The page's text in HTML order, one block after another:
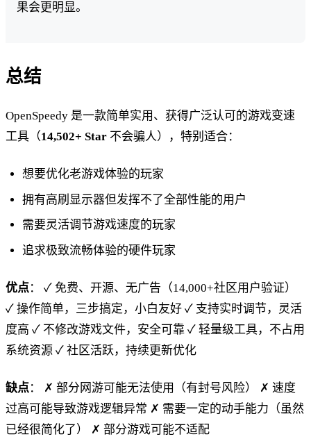
果会更明显。
总结
OpenSpeedy 是一款简单实用、获得广泛认可的游戏变速
工具（14,502+ Star 不会骗人），特别适合：
想要优化老游戏体验的玩家
拥有高刷显示器但发挥不了全部性能的用户
需要灵活调节游戏速度的玩家
追求极致流畅体验的硬件玩家
优点： ✓ 免费、开源、无广告（14,000+社区用户验证）
✓ 操作简单，三步搞定，小白友好 ✓ 支持实时调节，灵活
度高 ✓ 不修改游戏文件，安全可靠 ✓ 轻量级工具，不占用
系统资源 ✓ 社区活跃，持续更新优化
缺点： ✗ 部分网游可能无法使用（有封号风险） ✗ 速度
过高可能导致游戏逻辑异常 ✗ 需要一定的动手能力（虽然
已经很简化了） ✗ 部分游戏可能不适配